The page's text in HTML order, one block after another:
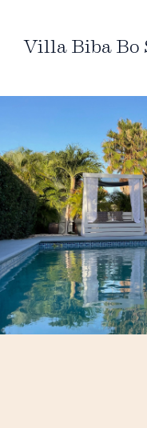
Villa Biba Bo